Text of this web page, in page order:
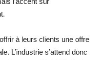
à leurs clients une offre
L’industrie s’attend donc